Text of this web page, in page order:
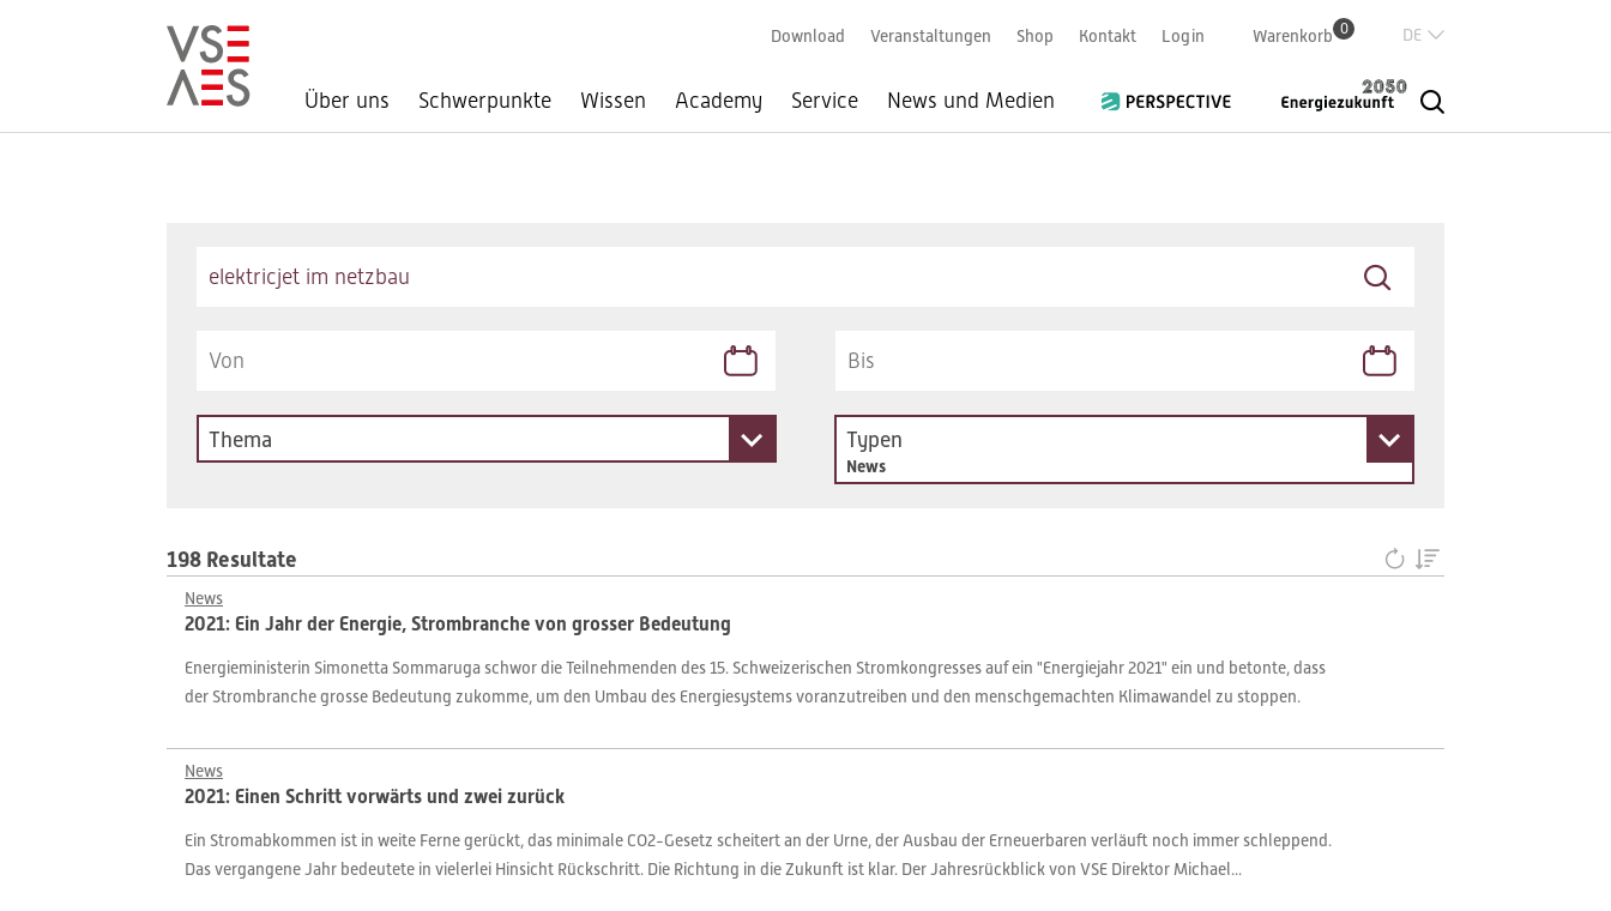
Über uns Schwerpunkte Wissen Academy Service News und Medien
Download Veranstaltungen Shop Kontakt Login Warenkorb 0
English
Thema Typen
News
198 Resultate
News
2021: Ein Jahr der Energie, Strombranche von grosser Bedeutung
Energieministerin Simonetta Sommaruga schwor die Teilnehmenden des 15. Schweizerischen Stromkongresses auf ein "Energiejahr 2021" ein und betonte, dass
der Strombranche grosse Bedeutung zukomme, um den Umbau des Energiesystems voranzutreiben und den menschgemachten Klimawandel zu stoppen.
News
2021: Einen Schritt vorwärts und zwei zurück
Ein Stromabkommen ist in weite Ferne gerückt, das minimale CO2-Gesetz scheitert an der Urne, der Ausbau der Erneuerbaren verläuft noch immer schleppend.
Das vergangene Jahr bedeutete in vielerlei Hinsicht Rückschritt. Die Richtung in die Zukunft ist klar. Der Jahresrückblick von VSE Direktor Michael...